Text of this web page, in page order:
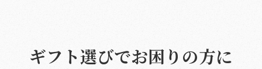
ギフト選びでお困りの方に